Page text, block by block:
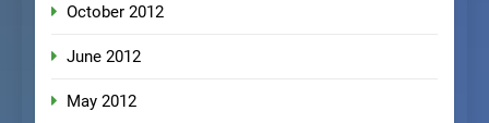
October 2012
June 2012
May 2012